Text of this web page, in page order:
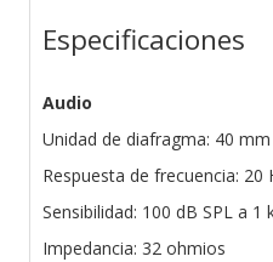
Especificaciones
Audio
Unidad de diafragma: 40 mm
Respuesta de frecuencia: 20
Sensibilidad: 100 dB SPL a 1
Impedancia: 32 ohmios